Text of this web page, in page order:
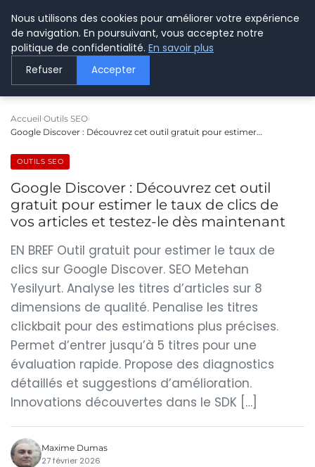
LE WEBMARKETING
Accueil Outils SEO
Google Discover : Découvrez cet outil gratuit pour estimer…
OUTILS SEO
Google Discover : Découvrez cet outil
gratuit pour estimer le taux de clics de
vos articles et testez-le dès maintenant
EN BREF Outil gratuit pour estimer le taux de
clics sur Google Discover. SEO Metehan
Yesilyurt. Analyse les titres d’articles sur 8
dimensions de qualité. Penalise les titres
clickbait pour des estimations plus précises.
Permet d’entrer jusqu’à 5 titres pour une
évaluation rapide. Propose des diagnostics
détaillés et suggestions d’amélioration.
Innovations découvertes dans le SDK […]
Maxime Dumas
27 février 2026
Nous utilisons des cookies pour améliorer votre expérience
de navigation. En poursuivant, vous acceptez notre
politique de confidentialité. En savoir plus
Refuser Accepter